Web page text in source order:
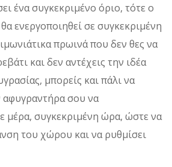
ένα συγκεκριμένο όριο, τότε ο
ενεργοποιηθεί σε συγκεκριμένη
πρωινά που δεν θες να
και δεν αντέχεις την ιδέα
μπορείς και πάλι να
αφυγραντήρα σου να
μέρα, συγκεκριμένη ώρα, ώστε να
του χώρου και να ρυθμίσει